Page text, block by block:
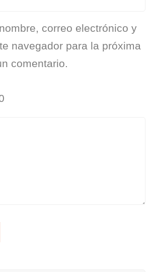
correo electrónico y
navegador para la próxima
comentario.